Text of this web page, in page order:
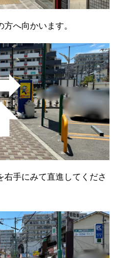
へ向かいます。
手にみて直進してくださ